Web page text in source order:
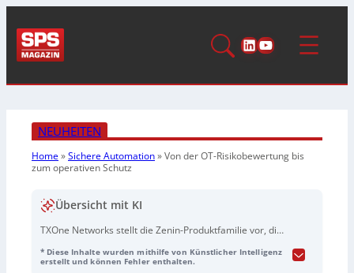
LinkedIn
YouTube
NEUHEITEN
Home»Sichere Automation»Von der OT-Risikobewertung bis
zum operativen Schutz
Übersicht mit KI
TXOne Networks stellt die Zenin-Produktfamilie vor, die
Behebung schließen soll.Zenin Recon
* Diese Inhalte wurden mithilfe von Künstlicher Intelligenz
erstellt und können Fehler enthalten.